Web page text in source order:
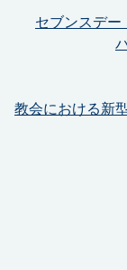
セブンスデー
教会における新